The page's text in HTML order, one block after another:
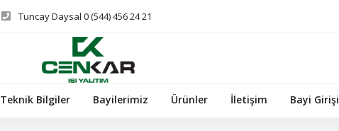
Tuncay Daysal 0 (544) 456 24 21
Teknik Bilgiler Bayilerimiz Ürünler İletişim Bayi Girişi